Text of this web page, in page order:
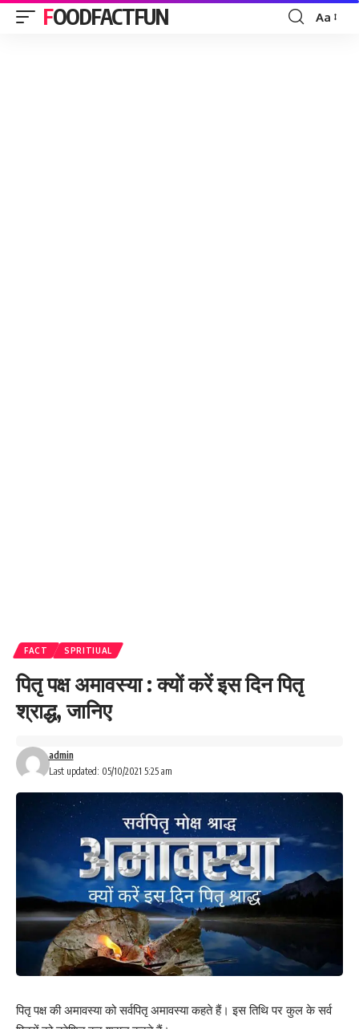
FOODFACTFUN
Font
Aa
FACT SPRITIUAL
पितृ पक्ष अमावस्या : क्यों करें इस दिन पितृ
श्राद्ध, जानिए
Last updated: 05/10/2021 5:25 am
admin
पितृ पक्ष की अमावस्या को सर्वपितृ अमावस्या कहते हैं। इस तिथि पर कुल के सर्व